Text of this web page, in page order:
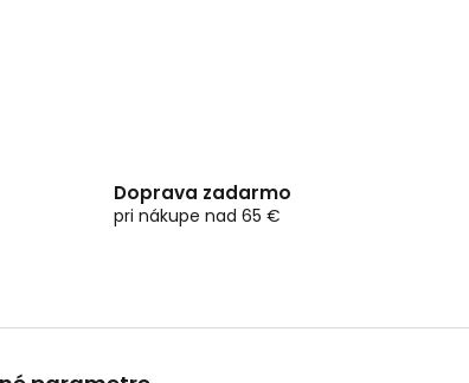
Doprava zadarmo
pri nákupe nad 65 €